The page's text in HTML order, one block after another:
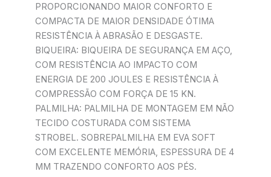
PROPORCIONANDO MAIOR CONFORTO E
COMPACTA DE MAIOR DENSIDADE ÓTIMA
RESISTÊNCIA À ABRASÃO E DESGASTE.
BIQUEIRA: BIQUEIRA DE SEGURANÇA EM AÇO,
COM RESISTÊNCIA AO IMPACTO COM
ENERGIA DE 200 JOULES E RESISTÊNCIA À
COMPRESSÃO COM FORÇA DE 15 KN.
PALMILHA: PALMILHA DE MONTAGEM EM NÃO
TECIDO COSTURADA COM SISTEMA
STROBEL. SOBREPALMILHA EM EVA SOFT
COM EXCELENTE MEMÓRIA, ESPESSURA DE 4
MM TRAZENDO CONFORTO AOS PÉS.